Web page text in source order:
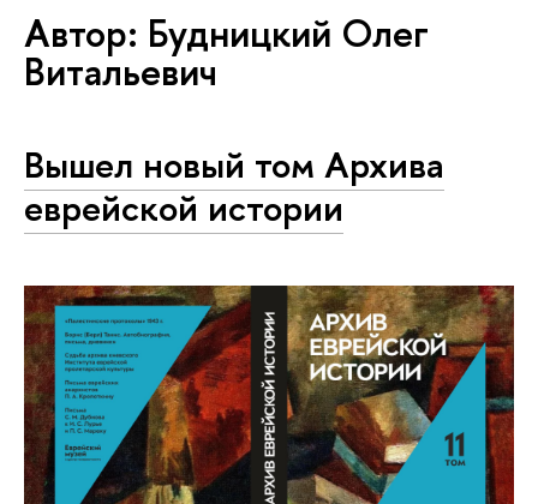
Автор: Будницкий Олег
Витальевич
Вышел новый том Архива
еврейской истории